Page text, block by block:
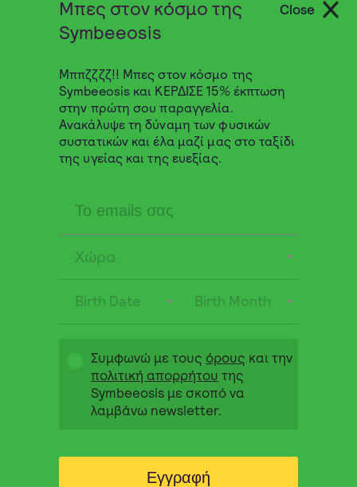
Αναζήτηση
0 από 0 κριτικές
Λυπούμαστε, καμία κριτική δεν
ταιριάζει με τις τρέχουσες επιλογές
You may also like
Μπες στον κόσμο της
Symbeeosis
Μππζζζζ!! Μπες στον κόσμο της
Symbeeosis και ΚΕΡΔΙΣΕ 15% έκπτωση
στην πρώτη σου παραγγελία.
Ανακάλυψε τη δύναμη των φυσικών
συστατικών και έλα μαζί μας στο ταξίδι
της υγείας και της ευεξίας.
Χώρα
Birth Date Birth Month
Συμφωνώ με τους όρους και την
πολιτική απορρήτου της
Symbeeosis με σκοπό να
λαμβάνω newsletter.
Εγγραφή
Close